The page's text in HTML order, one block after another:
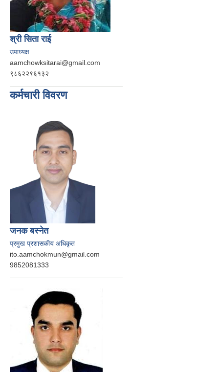
श्री सिता राई
उपाध्यक्ष
aamchowksitarai@gmail.com
९८६२२९६१३२
कर्मचारी विवरण
जनक बस्‍नेत
प्रमुख प्रशासकीय अधिकृत
ito.aamchokmun@gmail.com
9852081333